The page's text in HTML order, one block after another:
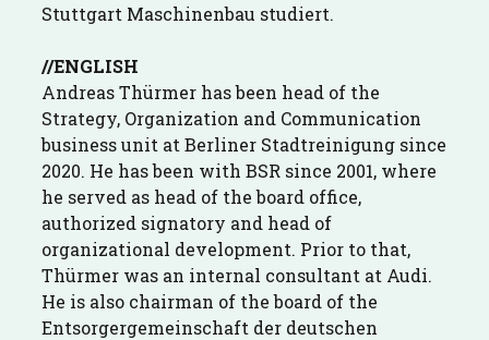
Stuttgart Maschinenbau studiert.
//ENGLISH
Andreas Thürmer has been head of the
Strategy, Organization and Communication
business unit at Berliner Stadtreinigung since
2020. He has been with BSR since 2001, where
he served as head of the board office,
authorized signatory and head of
organizational development. Prior to that,
Thürmer was an internal consultant at Audi.
He is also chairman of the board of the
Entsorgergemeinschaft der deutschen